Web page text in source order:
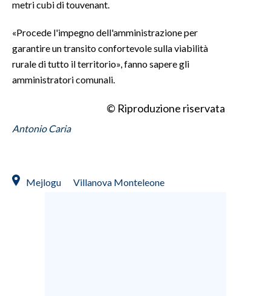
3 MINUTI CON
INSULARITÀ
INFO AZIENDE
ABBONATI
STORE
metri cubi di touvenant.
«Procede l'impegno dell'amministrazione per
garantire un transito confortevole sulla viabilità
rurale di tutto il territorio», fanno sapere gli
amministratori comunali.
© Riproduzione riservata
Antonio Caria
Mejlogu Villanova Monteleone